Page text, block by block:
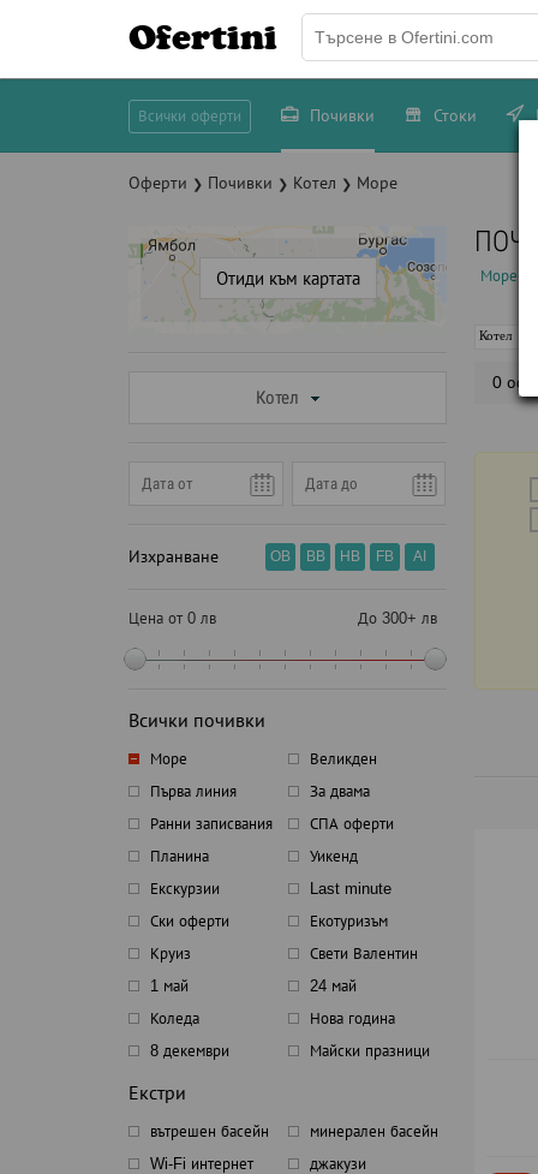
Ofertini
Всички оферти Почивки Стоки
Оферти ❯ Почивки ❯ Котел ❯ Море
Отиди към картата
Котел
Изхранване OB BB HB FB AI
Цена от 0 лв До 300+ лв
Всички почивки
Море
Великден
Първа линия
За двама
Ранни записвания
СПА оферти
Планина
Уикенд
Екскурзии
Last minute
Ски оферти
Екотуризъм
Круиз
Свети Валентин
1 май
24 май
Коледа
Нова година
8 декември
Майски празници
Екстри
вътрешен басейн
минерален басейн
Wi-Fi интернет
джакузи
Море
Котел
0